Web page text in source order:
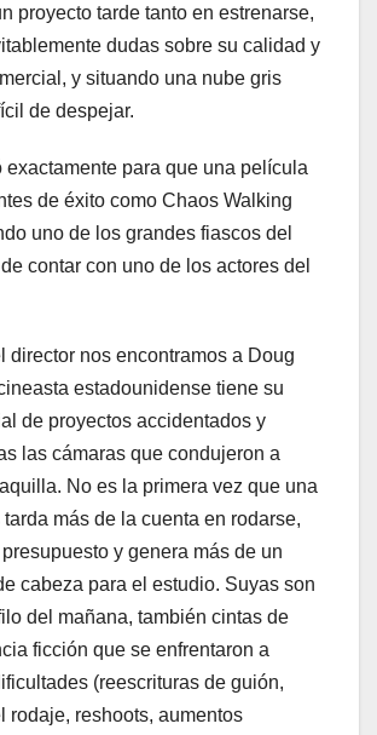
proyecto tarde tanto en estrenarse,
dudas sobre su calidad y
y situando una nube gris
de despejar.
exactamente para que una película
de éxito como Chaos Walking
uno de los grandes fiascos del
contar con uno de los actores del
director nos encontramos a Doug
estadounidense tiene su
de proyectos accidentados y
las cámaras que condujeron a
No es la primera vez que una
más de la cuenta en rodarse,
y genera más de un
cabeza para el estudio. Suyas son
del mañana, también cintas de
ficción que se enfrentaron a
(reescrituras de guión,
rodaje, reshoots, aumentos